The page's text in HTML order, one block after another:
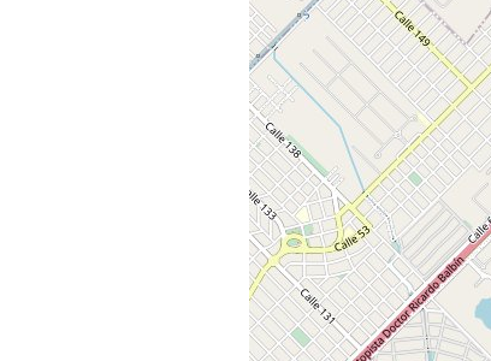
Country Abril :
Se encuentra ubicado
Aires La Plata , posee 10
hockey, de squash, de
golf de 18 hoyos.
Además, un colegio
una panadería, heladería y
Francisco Errico y Rafaela
********
Todas las propiedades que
del profesional matriculado
7292 l Col. 7487 por lo tanto
operaciones serán llevadas
10.973 de la Provincia de
20.266, Ley 22.802 de